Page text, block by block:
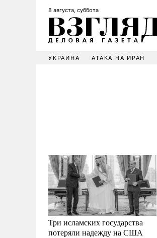
8 августа, суббота
УКРАИНА АТАКА НА ИРАН
Три исламских государства
потеряли надежду на США